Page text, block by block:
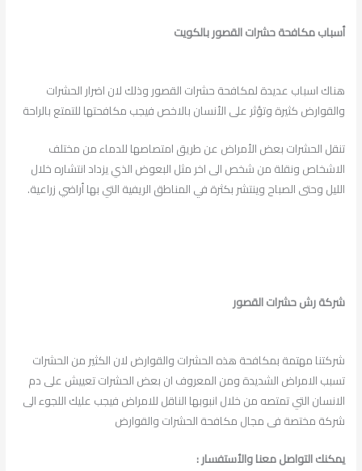
أسباب مكافحة حشرات القصور بالكويت
هناك اسباب عديدة لمكافحة حشرات القصور وذلك لان اضرار الحشرات
والقوارض كثيرة وتؤثر على الأنسان بالاخص فيجب مكافحتها للتمتع بالراحة
تنقل الحشرات بعض الأمراض عن طريق امتصاصها للدماء من مختلف
الاشخاص ونقلة من شخص الى اخر مثل البعوض الذي يزداد انتشاره خلال
الليل وحتى الصباح وينتشر بكثرة في المناطق الريفية التي بها أراضي زراعية.
شركة رش حشرات القصور
شركتنا مهتمة بمكافحة هذه الحشرات والقوارض لان الكثير من الحشرات
تسبب الامراض الشديدة ومن المعروف ان بعض الحشرات تعييش على دم
الانسان التي تمتصه من خلال انبوبها الناقل للامراض فيجب عليك اللجوء الى
شركة مختصة فى مجال مكافحة الحشرات والقوارض
يمكنك التواصل معنا والأستفسار :